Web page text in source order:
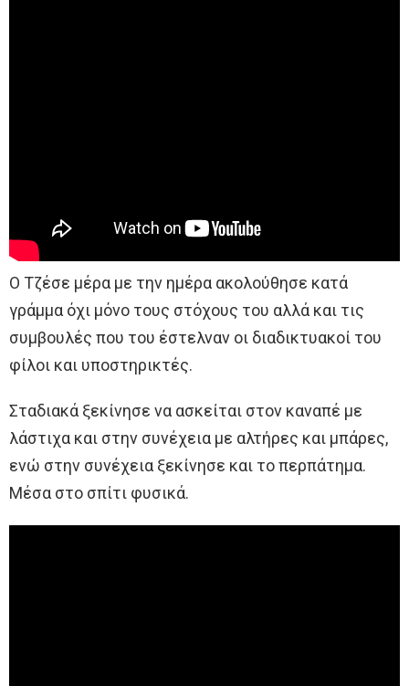
Ο Τζέσε μέρα με την ημέρα ακολούθησε κατά
γράμμα όχι μόνο τους στόχους του αλλά και τις
συμβουλές που του έστελναν οι διαδικτυακοί του
φίλοι και υποστηρικτές.
Σταδιακά ξεκίνησε να ασκείται στον καναπέ με
λάστιχα και στην συνέχεια με αλτήρες και μπάρες,
ενώ στην συνέχεια ξεκίνησε και το περπάτημα.
Μέσα στο σπίτι φυσικά.